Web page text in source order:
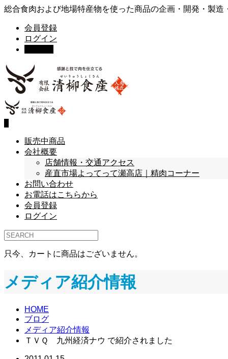
総合食肉および地場特産物を使った商品の企画・開発・製造
会員登録
ログイン
販売中商品
会社概要
店舗情報・交通アクセス
産直市場よってって瀬高店｜精肉コーナー
お問い合わせ
お電話はこちらから
会員登録
ログイン
只今、カートに商品はございません。
メディア紹介情報
HOME
ブログ
メディア紹介情報
ＴＶＱ 九州経済ナウ で紹介されました